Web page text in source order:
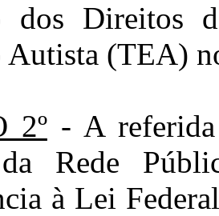
dos Direitos
Autista (TEA)
2º- A referida
Rede
à Lei